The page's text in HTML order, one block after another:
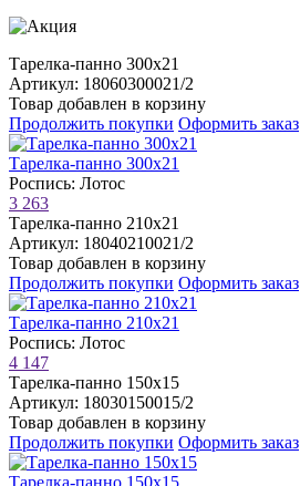
Тарелка-панно 300х21
Артикул: 18060300021/2
Товар добавлен в корзину
Продолжить покупки Оформить заказ
Тарелка-панно 300х21
Роспись: Лотос
3 263
Тарелка-панно 210х21
Артикул: 18040210021/2
Товар добавлен в корзину
Продолжить покупки Оформить заказ
Тарелка-панно 210х21
Роспись: Лотос
4 147
Тарелка-панно 150х15
Артикул: 18030150015/2
Товар добавлен в корзину
Продолжить покупки Оформить заказ